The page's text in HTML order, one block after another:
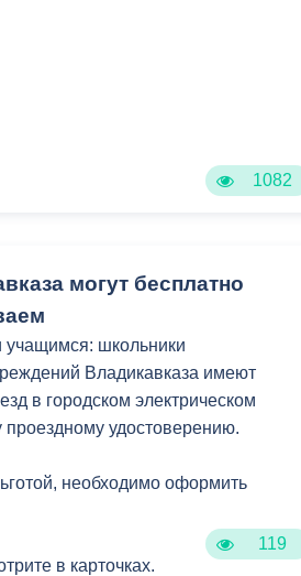
все многоквартирные дома должны
в осенне-зимний период. К этому
1082
могут бесплатно
школьники
Владикавказа имеют
в городском электрическом
удостоверению.
необходимо оформить
в карточках.
119